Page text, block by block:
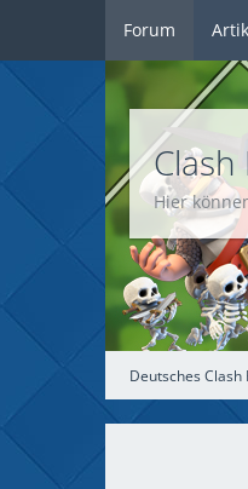
Forum
Deutsches Clash
Clash
Hier